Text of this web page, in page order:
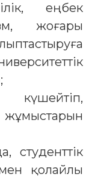
еңбек
жоғары
студенттік
қолайлы